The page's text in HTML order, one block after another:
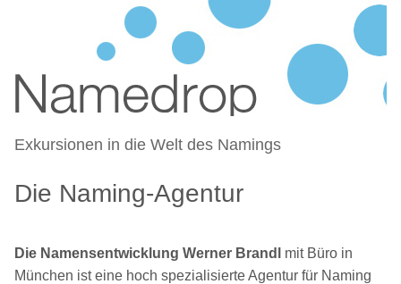
NAMEDROP – BLOG ZU
NAMENSFINDUNG UND NAMING
Exkursionen in die Welt des Namings
Die Naming-Agentur
Die Namensentwicklung Werner Brandl
mit Büro in
München ist eine hoch spezialisierte Agentur für Naming